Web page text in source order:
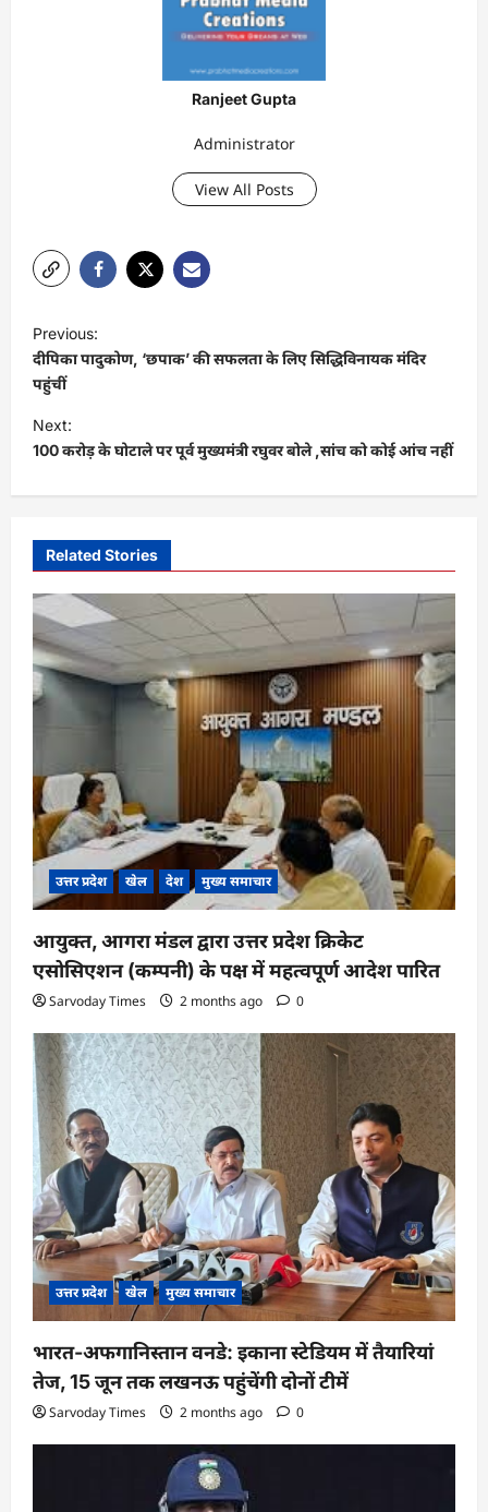
Ranjeet Gupta
Administrator
View All Posts
o
s
t
n
a
g
a
t
i
Previous:
दीपिका पादुकोण, ‘छपाक’ की सफलता के लिए सिद्धिविनायक मंदिर
पहुंचीं
Next:
100 करोड़ के घोटाले पर पूर्व मुख्यमंत्री रघुवर बोले ,सांच को कोई आंच नहीं
Related Stories
उत्तर प्रदेश खेल देश मुख्य समाचार
आयुक्त, आगरा मंडल द्वारा उत्तर प्रदेश क्रिकेट
एसोसिएशन (कम्पनी) के पक्ष में महत्वपूर्ण आदेश पारित
Sarvoday Times 2 months ago 0
उत्तर प्रदेश खेल मुख्य समाचार
भारत-अफगानिस्तान वनडे: इकाना स्टेडियम में तैयारियां
तेज, 15 जून तक लखनऊ पहुंचेंगी दोनों टीमें
Sarvoday Times 2 months ago 0